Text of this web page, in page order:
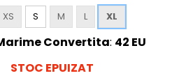
XS S M L XL
Convertita: 42 EU
STOC EPUIZAT